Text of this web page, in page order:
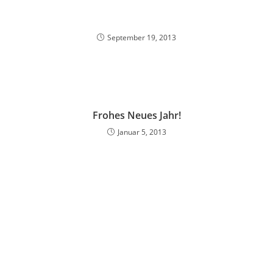
September 19, 2013
Frohes Neues Jahr!
Januar 5, 2013